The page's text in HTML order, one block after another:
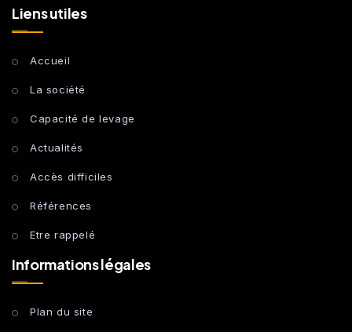
Liens utiles
Accueil
La société
Capacité de levage
Actualités
Accès difficiles
Références
Etre rappelé
Informations légales
Plan du site